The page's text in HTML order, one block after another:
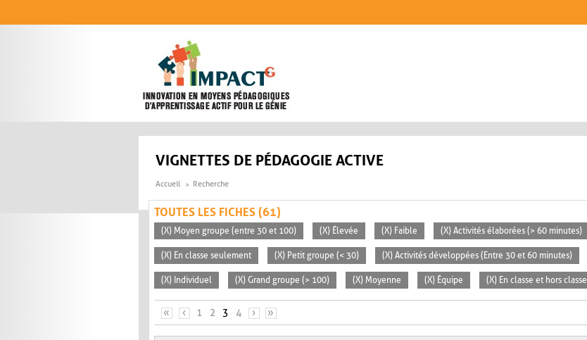
VIGNETTES DE PÉDAGOGIE ACTIVE
Accueil Recherche
TOUTES LES FICHES (61)
(X) Moyen groupe (entre 30 et 100) (X) Élevée (X) Faible (X) Activités élaborées (> 60 minutes)
(X) En classe seulement (X) Petit groupe (< 30) (X) Activités développées (Entre 30 et 60 minutes)
(X) Individuel (X) Grand groupe (> 100) (X) Moyenne (X) Équipe (X) En classe et hors classe
PAGES
« ‹ 1 2 3 4 › »